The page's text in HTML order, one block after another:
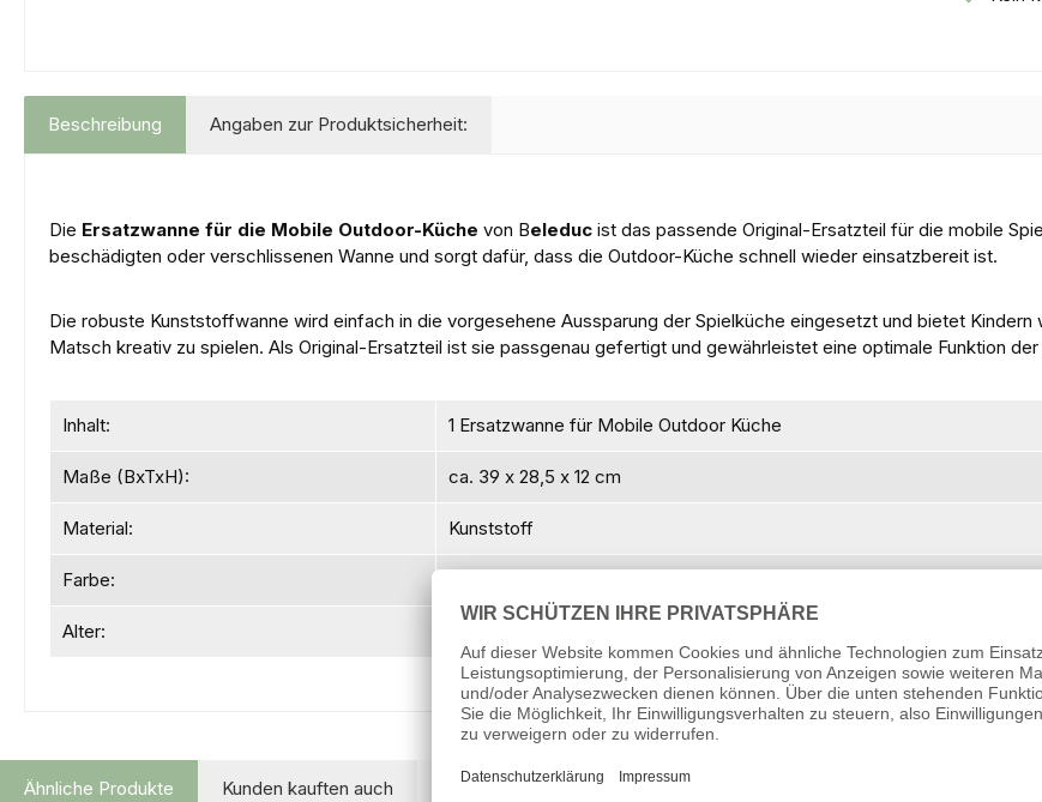
Beschreibung Angaben zur Produktsicherheit:
Die Ersatzwanne für die Mobile Outdoor-Küche von Beleduc ist das passende Original-Ersatzteil für die mobile
beschädigten oder verschlissenen Wanne und sorgt dafür, dass die Outdoor-Küche schnell wieder einsatzbereit ist.
Die robuste Kunststoffwanne wird einfach in die vorgesehene Aussparung der Spielküche eingesetzt und bietet
Matsch kreativ zu spielen. Als Original-Ersatzteil ist sie passgenau gefertigt und gewährleistet eine optimale Funktion
Inhalt: 1 Ersatzwanne für Mobile Outdoor Küche
Maße (BxTxH): ca. 39 x 28,5 x 12 cm
Material: Kunststoff
Farbe:
Alter:
Ähnliche Produkte Kunden kauften auch